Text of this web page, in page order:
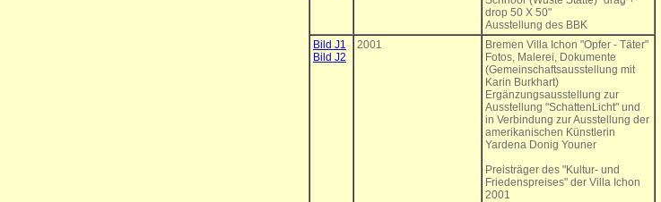
drop 50 X 50"
Ausstellung des BBK
Bild J1
Bild J2
2001
Bremen Villa Ichon "Opfer - Täter"
Fotos, Malerei, Dokumente
(Gemeinschaftsausstellung mit
Karin Burkhart)
Ergänzungsausstellung zur
Ausstellung "SchattenLicht" und
in Verbindung zur Ausstellung der
amerikanischen Künstlerin
Yardena Donig Youner
Preisträger des "Kultur- und
Friedenspreises" der Villa Ichon
2001